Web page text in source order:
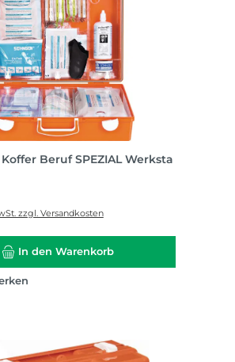
Beruf SPEZIAL Werksta
zzgl. Versandkosten
In den Warenkorb